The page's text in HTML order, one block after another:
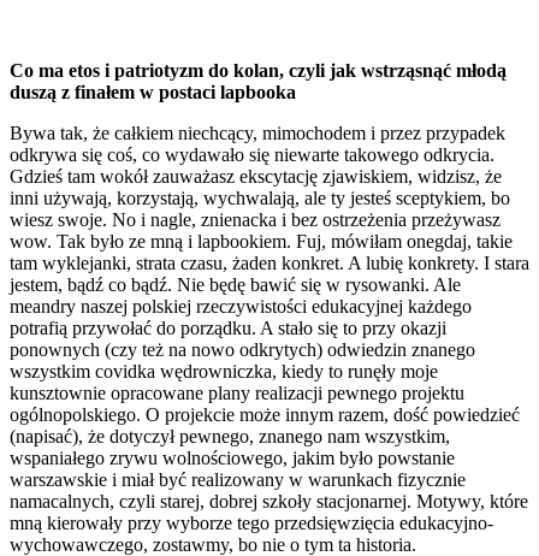
Co ma etos i patriotyzm do kolan, czyli jak wstrząsnąć młodą
duszą z finałem w postaci lapbooka
Bywa tak, że całkiem niechcący, mimochodem i przez przypadek
odkrywa się coś, co wydawało się niewarte takowego odkrycia.
Gdzieś tam wokół zauważasz ekscytację zjawiskiem, widzisz, że
inni używają, korzystają, wychwalają, ale ty jesteś sceptykiem, bo
wiesz swoje. No i nagle, znienacka i bez ostrzeżenia przeżywasz
wow. Tak było ze mną i lapbookiem. Fuj, mówiłam onegdaj, takie
tam wyklejanki, strata czasu, żaden konkret. A lubię konkrety. I stara
jestem, bądź co bądź. Nie będę bawić się w rysowanki. Ale
meandry naszej polskiej rzeczywistości edukacyjnej każdego
potrafią przywołać do porządku. A stało się to przy okazji
ponownych (czy też na nowo odkrytych) odwiedzin znanego
wszystkim covidka wędrowniczka, kiedy to runęły moje
kunsztownie opracowane plany realizacji pewnego projektu
ogólnopolskiego. O projekcie może innym razem, dość powiedzieć
(napisać), że dotyczył pewnego, znanego nam wszystkim,
wspaniałego zrywu wolnościowego, jakim było powstanie
warszawskie i miał być realizowany w warunkach fizycznie
namacalnych, czyli starej, dobrej szkoły stacjonarnej. Motywy, które
mną kierowały przy wyborze tego przedsięwzięcia edukacyjno-
wychowawczego, zostawmy, bo nie o tym ta historia.